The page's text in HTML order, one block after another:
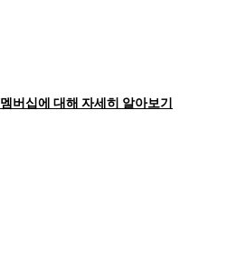
멤버십에 대해 자세히 알아보기